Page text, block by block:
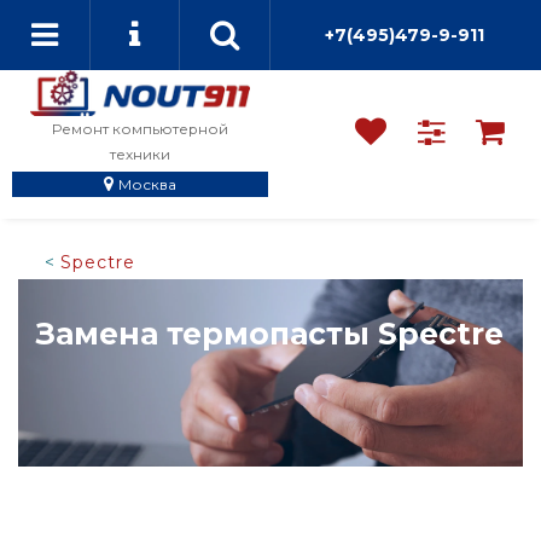
+7(495)479-9-911
Ремонт компьютерной
техники
Москва
Spectre
Замена термопасты Spectre